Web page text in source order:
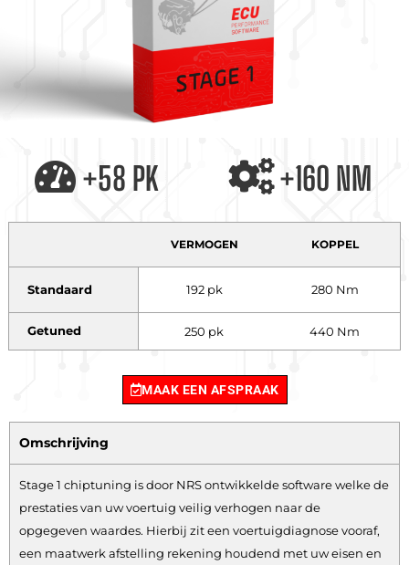
+58 PK +160 NM
VERMOGEN KOPPEL
Standaard 192 pk 280 Nm
Getuned 250 pk 440 Nm
MAAK EEN AFSPRAAK
Omschrijving
Stage 1 chiptuning is door NRS ontwikkelde software welke de
prestaties van uw voertuig veilig verhogen naar de
opgegeven waardes. Hierbij zit een voertuigdiagnose vooraf,
een maatwerk afstelling rekening houdend met uw eisen en